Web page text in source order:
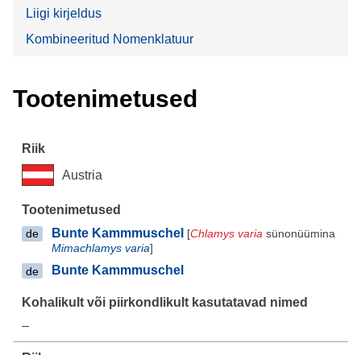
Liigi kirjeldus
Kombineeritud Nomenklatuur
Tootenimetused
Austria
de Bunte Kammmuschel [Chlamys varia sünonüümina
Mimachlamys varia]
de
Bunte Kammmuschel
–